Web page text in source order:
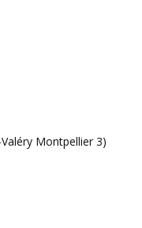
Montpellier 3)